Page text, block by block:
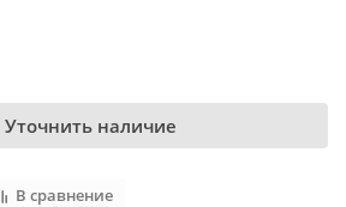
Уточнить наличие
В сравнение